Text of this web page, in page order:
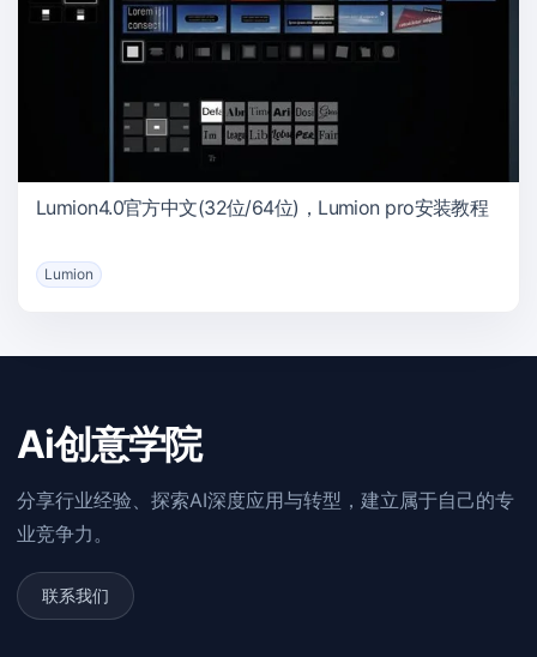
Lumion4.0官方中文(32位/64位)，Lumion pro安装教程
Lumion
Ai创意学院
分享行业经验、探索AI深度应用与转型，建立属于自己的专
业竞争力。
联系我们